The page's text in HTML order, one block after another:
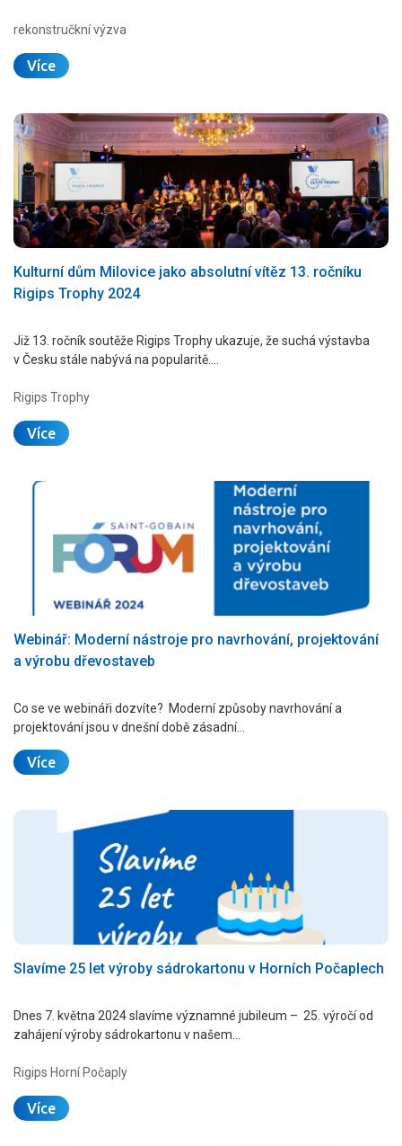
rekonstručkní výzva
Více
Kulturní dům Milovice jako absolutní vítěz 13. ročníku
Rigips Trophy 2024
Již 13. ročník soutěže Rigips Trophy ukazuje, že suchá výstavba
v Česku stále nabývá na popularitě.…
Rigips Trophy
Více
Webinář: Moderní nástroje pro navrhování, projektování
a výrobu dřevostaveb
Co se ve webináři dozvíte? Moderní způsoby navrhování a
projektování jsou v dnešní době zásadní…
Více
Slavíme 25 let výroby sádrokartonu v Horních Počaplech
Dnes 7. května 2024 slavíme významné jubileum – 25. výročí od
zahájení výroby sádrokartonu v našem…
Rigips Horní Počaply
Více